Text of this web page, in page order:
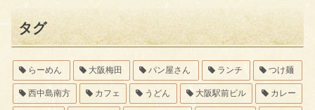
タグ
らーめん 大阪梅田 パン屋さん ランチ つけ麺
西中島南方 カフェ うどん 大阪駅前ビル カレー